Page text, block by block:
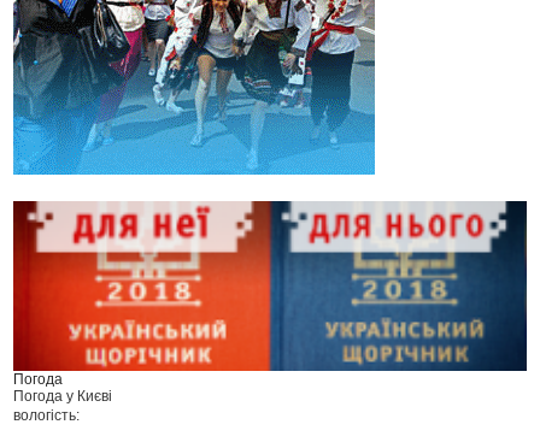
Погода
Погода у Києві
вологість: